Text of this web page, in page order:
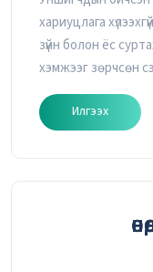
хариуцлага
зүйн болон ёс
хэмжээг зөрчсөн
Илгээх